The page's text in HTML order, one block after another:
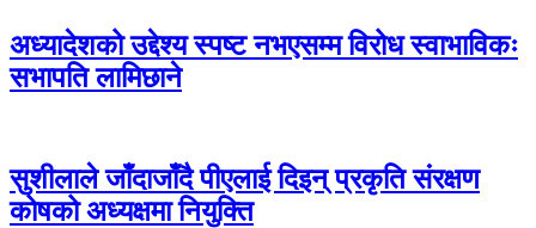
अध्यादेशको उद्देश्य स्पष्ट नभएसम्म विरोध स्वाभाविकः
सभापति लामिछाने
सुशीलाले जाँदाजाँदै पीएलाई दिइन् प्रकृति संरक्षण
कोषको अध्यक्षमा नियुक्ति